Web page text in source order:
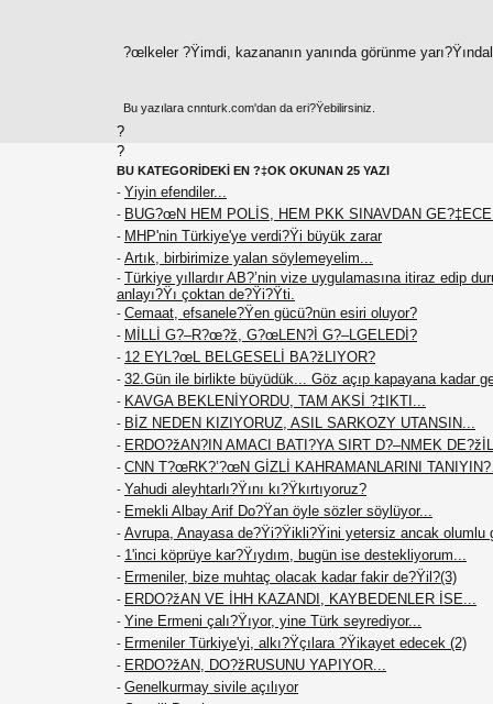
?œlkeler ?Ÿimdi, kazananın yanında görünme
Bu yazılara cnnturk.com'dan da eri?Ÿebilirsiniz.
?
?
BU KATEGORİDEKİ EN ?‡OK OKUNAN 25 YAZI
- Yiyin efendiler...
- BUG?œN HEM POLİS, HEM PKK SINAVDAN
- MHP'nin Türkiye'ye verdi?Ÿi büyük zarar
- Artık, birbirimize yalan söylemeyelim...
- Türkiye yıllardır AB?’nin vize uygulamasına itiraz edip
anlayı?Ÿı çoktan de?Ÿi?Ÿti.
- Cemaat, efsanele?Ÿen gücü?nün esiri oluyor?
- MİLLİ G?–R?œ?ž, G?œLEN?İ G?–LGELEDİ?
- 12 EYL?œL BELGESELİ BA?žLIYOR?
- 32.Gün ile birlikte büyüdük... Göz açıp kapayana kadar
- KAVGA BEKLENİYORDU, TAM AKSİ ?‡IKTI...
- BİZ NEDEN KIZIYORUZ, ASIL SARKOZY UTANSIN...
- ERDO?žAN?IN AMACI BATI?YA SIRT D?–NMEK
- CNN T?œRK?’?œN GİZLİ KAHRAMANLARINI
- Yahudi aleyhtarlı?Ÿını kı?Ÿkırtıyoruz?
- Emekli Albay Arif Do?Ÿan öyle sözler söylüyor...
- Avrupa, Anayasa de?Ÿi?Ÿikli?Ÿini yetersiz ancak olumlu
- 1'inci köprüye kar?Ÿıydım, bugün ise destekliyorum...
- Ermeniler, bize muhtaç olacak kadar fakir de?Ÿil?(3)
- ERDO?žAN VE İHH KAZANDI, KAYBEDENLER İSE...
- Yine Ermeni çalı?Ÿıyor, yine Türk seyrediyor...
- Ermeniler Türkiye'yi, alkı?Ÿçılara ?Ÿikayet edecek (2)
- ERDO?žAN, DO?žRUSUNU YAPIYOR...
- Genelkurmay sivile açılıyor